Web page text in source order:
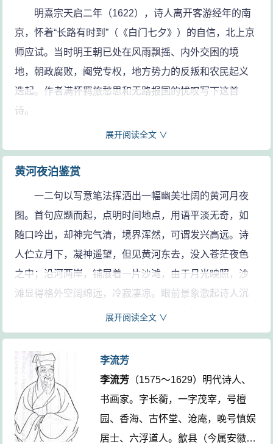
明熹宗天启二年（1622），诗人离开客游经年的南
京，怀着“长路有时到”（《白门七夕》）的自信，北上京
师应试。当时明王朝已处在风雨飘摇、内外交困的境
地，朝政腐败，阉党专权，地方势力的反叛和农民起义
迭起。作者满怀羁旅愁思和无路报国的忧叹写下这首
诗。
1、周啸天．元明清名诗鉴赏．四川：四川人民出版社，2001：
475
展开阅读全文 ∨
黄河夜泊鉴赏
一二句以写意笔法挥洒出一幅幽美壮阔的黄河月夜
图。首句应题而起，点明时间地点，用语平淡无奇，如
随口吟出，却神完气清，境界浑然，可谓发兴高远。诗
人伫立月下，凝神遥望，但见黄河东去，没入苍茫夜色
之中；沿河两岸，铺展着一片沙滩，由于月光映照，沙
滩显得格外空阔绵远，冷寂凄凉。眼前景象激起诗人沉
思遐想，“似战场”，则表明思之所向。寥寥三字，突兀而
来，挟带着深沉的叹息，表达出诗人对国事时局的忧
虑，隐隐透出一片报国之意。
三四句从视觉与听觉两方面渲染水流的气势。“奔流”
句承上联“黄河”，奔流”一词在此有二用：一是以“奔”之
“流”指代黄河，从而避免字面重复；二是状水势的湍急迅
猛，道出黄河的特性。“黄河之水天上来，奔流到海不复
展开阅读全文 ∨
李流芳
李流芳 （1575～1629）明代诗人、
书画家。字长蘅，一字茂宰，号檀
园、香海、古怀堂、沧庵，晚号慎娱
居士、六浮道人。歙县（今属安徽）